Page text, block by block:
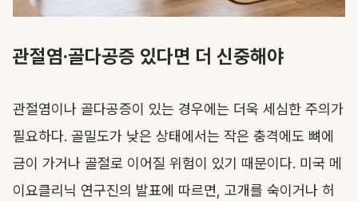
관절염·골다공증 있다면 더 신중해야
관절염이나 골다공증이 있는 경우에는 더욱 세심한 주의가
필요하다. 골밀도가 낮은 상태에서는 작은 충격에도 뼈에
금이 가거나 골절로 이어질 위험이 있기 때문이다. 미국 메
이요클리닉 연구진의 발표에 따르면, 고개를 숙이거나 허